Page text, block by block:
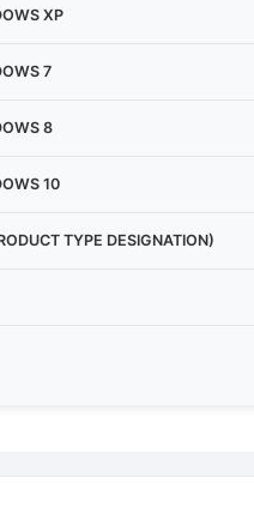
XP
7
8
10
TYPE DESIGNATION)